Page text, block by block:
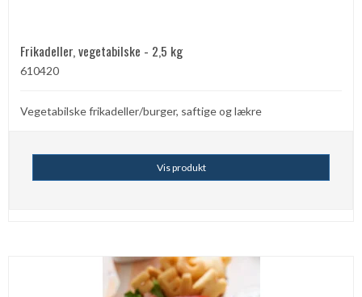
Frikadeller, vegetabilske - 2,5 kg
610420
Vegetabilske frikadeller/burger, saftige og lækre
Vis produkt